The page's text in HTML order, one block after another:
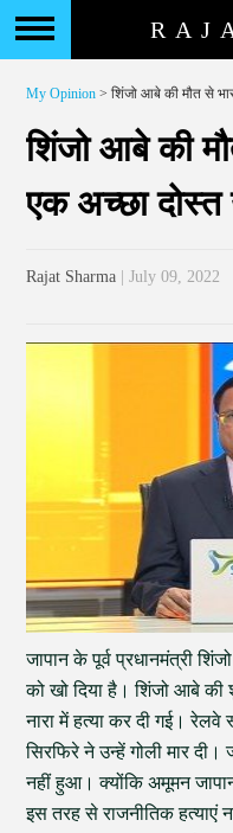
My Opinion > शिंजो आबे की मौत से
शिंजो आबे की
एक अच्छा दोस्त
Rajat Sharma | July 09, 2022
जापान के पूर्व प्रधानमंत्री
को खो दिया है। शिंजो आबे की
नारा में हत्या कर दी गई।
सिरफिरे ने उन्हें गोली मार
नहीं हुआ। क्योंकि अमूमन
इस तरह से राजनीतिक हत्याएं